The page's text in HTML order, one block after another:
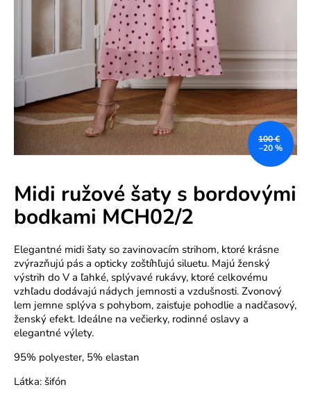
Midi ružové šaty s bordovými
bodkami MCH02/2
Elegantné midi šaty so zavinovacím strihom, ktoré krásne
zvýrazňujú pás a opticky zoštíhľujú siluetu. Majú ženský
výstrih do V a ľahké, splývavé rukávy, ktoré celkovému
vzhľadu dodávajú nádych jemnosti a vzdušnosti. Zvonový
lem jemne splýva s pohybom, zaisťuje pohodlie a nadčasový,
ženský efekt. Ideálne na večierky, rodinné oslavy a
elegantné výlety.
95% polyester, 5% elastan
Látka: šifón
100 €
–20 %
j
s
ť
HĽADAŤ
O
d
p
o
r
ú
a